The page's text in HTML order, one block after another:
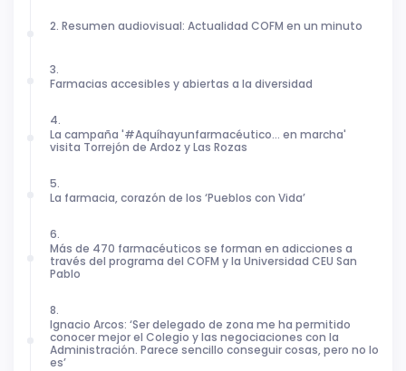
2. Resumen audiovisual: Actualidad COFM en un minuto
3.
Farmacias accesibles y abiertas a la diversidad
4.
La campaña '#Aquíhayunfarmacéutico… en marcha'
visita Torrejón de Ardoz y Las Rozas
5.
La farmacia, corazón de los ‘Pueblos con Vida’
6.
Más de 470 farmacéuticos se forman en adicciones a
través del programa del COFM y la Universidad CEU San
Pablo
8.
Ignacio Arcos: ‘Ser delegado de zona me ha permitido
conocer mejor el Colegio y las negociaciones con la
Administración. Parece sencillo conseguir cosas, pero no lo
es’